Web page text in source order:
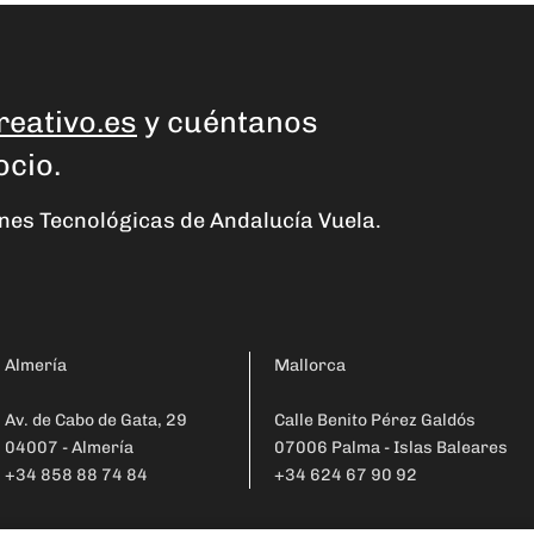
y cuéntanos
Tecnológicas de Andalucía Vuela.
Almería
Av. de Cabo de Gata, 29
04007 - Almería
+34 858 88 74 84
Mallorca
Calle Benito Pérez Galdós
07006 Palma - Islas Baleares
+34 624 67 90 92